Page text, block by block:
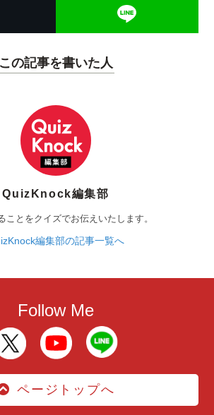
この記事を書いた人
QuizKnock編集部
ことをクイズでお伝えいたします。
編集部の記事一覧へ
Follow Me
ページトップへ